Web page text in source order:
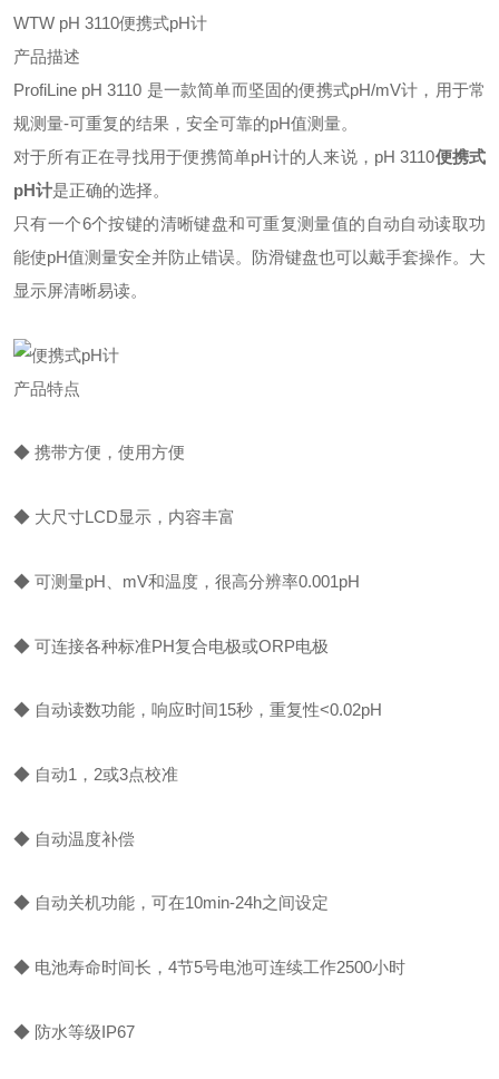
WTW pH 3110便携式pH计
产品描述
ProfiLine pH 3110 是一款简单而坚固的便携式pH/mV计，用于常
规测量-可重复的结果，安全可靠的pH值测量。
对于所有正在寻找用于便携简单pH计的人来说，pH 3110便携式
pH计是正确的选择。
只有一个6个按键的清晰键盘和可重复测量值的自动自动读取功
能使pH值测量安全并防止错误。防滑键盘也可以戴手套操作。大
显示屏清晰易读。
产品特点
◆ 携带方便，使用方便
◆ 大尺寸LCD显示，内容丰富
◆ 可测量pH、mV和温度，很高分辨率0.001pH
◆ 可连接各种标准PH复合电极或ORP电极
◆ 自动读数功能，响应时间15秒，重复性<0.02pH
◆ 自动1，2或3点校准
◆ 自动温度补偿
◆ 自动关机功能，可在10min-24h之间设定
◆ 电池寿命时间长，4节5号电池可连续工作2500小时
◆ 防水等级IP67